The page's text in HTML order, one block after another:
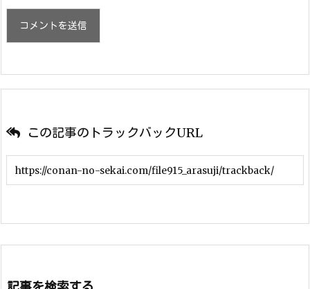
この記事のトラックバックURL